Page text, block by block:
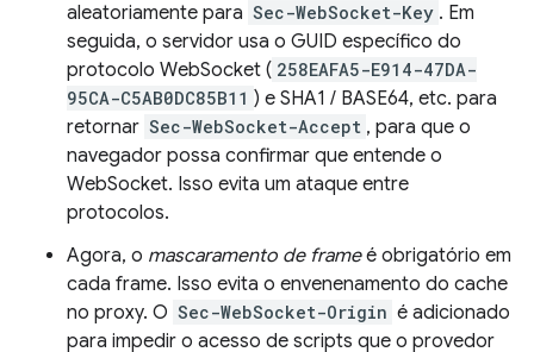
aleatoriamente para Sec-WebSocket-Key . Em
seguida, o servidor usa o GUID específico do
protocolo WebSocket ( 258EAFA5-E914-47DA-
95CA-C5AB0DC85B11 ) e SHA1 / BASE64, etc. para
retornar Sec-WebSocket-Accept , para que o
navegador possa confirmar que entende o
WebSocket. Isso evita um ataque entre
protocolos.
Agora, o mascaramento de frameé obrigatório em
cada frame. Isso evita o envenenamento do cache
no proxy. O Sec-WebSocket-Origin é adicionado
para impedir o acesso de scripts que o provedor